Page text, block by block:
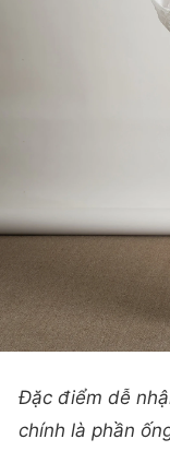
Đặc điểm dễ
chính là phần